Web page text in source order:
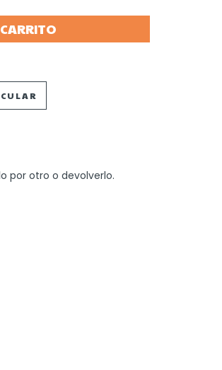
por otro o devolverlo.